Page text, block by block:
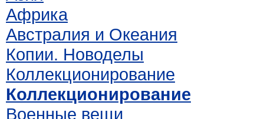
Африка
Австралия и Океания
Копии. Новоделы
Коллекционирование
Коллекционирование
Военные вещи